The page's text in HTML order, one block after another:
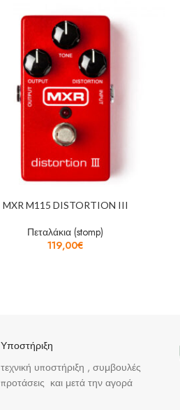
MXR M115 DISTORTION III
Πεταλάκια (stomp)
119,00€
Υποστήριξη
τεχνική υποστήριξη , συμβουλές
προτάσεις και μετά την αγορά